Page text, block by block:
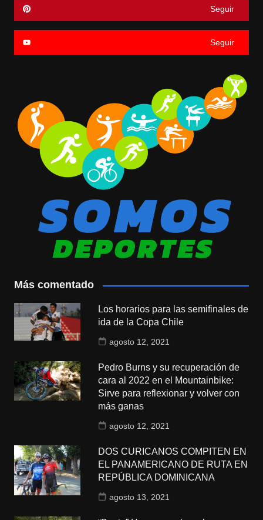
Seguir
Seguir
Más comentado
Los horarios para las semifinales de
ida de la Copa Chile
agosto 12, 2021
Pedro Burns y su recuperación de
cara al 2022 en el Mountainbike:
Sirve para reflexionar y volver con
más ganas
agosto 12, 2021
DOS CURICANOS COMPITEN EN
EL PANAMERICANO DE RUTA EN
REPÚBLICA DOMINICANA
agosto 13, 2021